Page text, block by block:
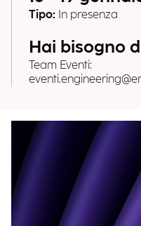
Tipo: In presenza
Hai bisogno
Team Eventi: